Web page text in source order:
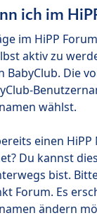
ich im
im HiPP
aktiv zu
BabyClub. Die
wählst.
einen
Du kannst
bist.
Forum. Es
ändern